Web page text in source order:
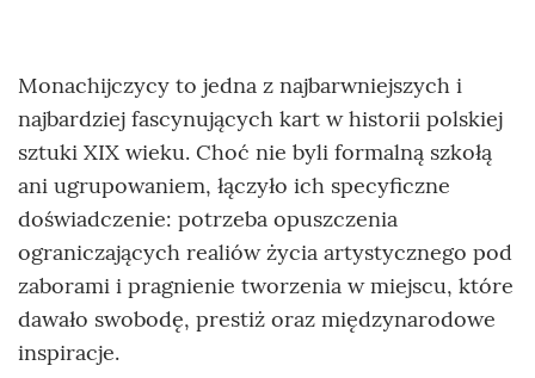
Monachijczycy to jedna z najbarwniejszych i
najbardziej fascynujących kart w historii polskiej
sztuki XIX wieku. Choć nie byli formalną szkołą
ani ugrupowaniem, łączyło ich specyficzne
doświadczenie: potrzeba opuszczenia
ograniczających realiów życia artystycznego pod
zaborami i pragnienie tworzenia w miejscu, które
dawało swobodę, prestiż oraz międzynarodowe
inspiracje.